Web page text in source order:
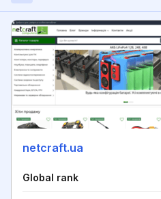
netcraft.ua
Global rank